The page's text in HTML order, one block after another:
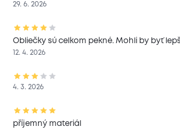
29. 6. 2026
Obliečky sú celkom pekné. Mohli by byť
12. 4. 2026
4. 3. 2026
příjemný materiál